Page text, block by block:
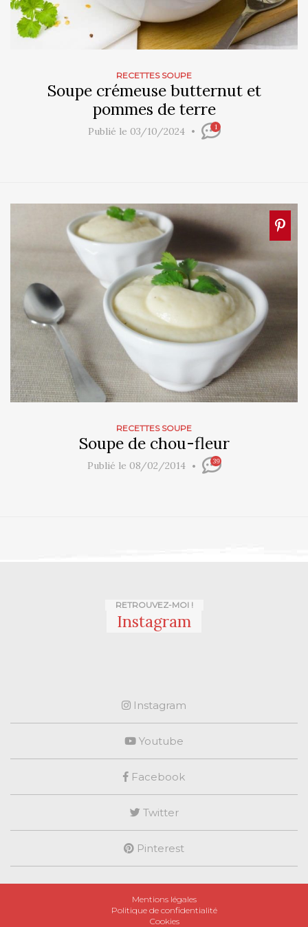
RECETTES SOUPE
Soupe crémeuse butternut et
pommes de terre
Publié le 03/10/2024 1
RECETTES SOUPE
Soupe de chou-fleur
Publié le 08/02/2014 39
RETROUVEZ-MOI !
Instagram
Instagram
Youtube
Facebook
Twitter
Pinterest
Mentions légales
Politique de confidentialité
Cookies